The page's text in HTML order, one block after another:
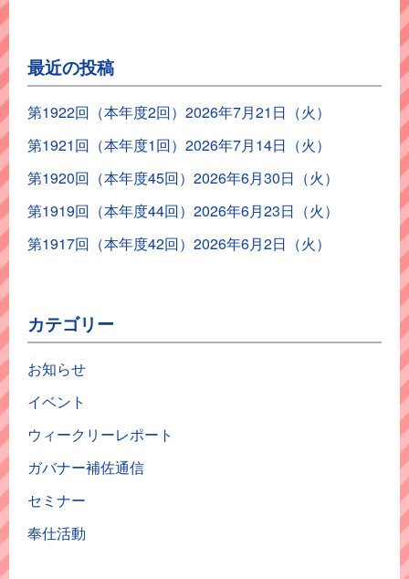
最近の投稿
第1922回（本年度2回）2026年7月21日（火）
第1921回（本年度1回）2026年7月14日（火）
第1920回（本年度45回）2026年6月30日（火）
第1919回（本年度44回）2026年6月23日（火）
第1917回（本年度42回）2026年6月2日（火）
カテゴリー
お知らせ
イベント
ウィークリーレポート
ガバナー補佐通信
セミナー
奉仕活動